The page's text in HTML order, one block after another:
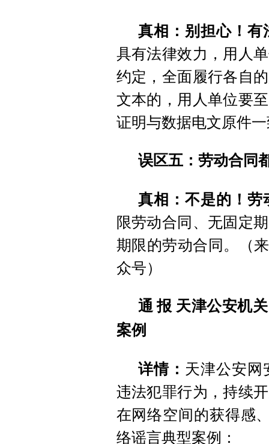
真相：别担心！有
具有法律效力，用人
约定，全面履行各自
文本的，用人单位要
证明与数据电文原件
误区五：劳动合同
真相：不是的！劳
限劳动合同、无固定
期限的劳动合同。（
众号）
通 报 天津公安机
案例
详情： 天津公安网
违法犯罪行为，持续
在网络空间的获得感
络谣言典型案例：